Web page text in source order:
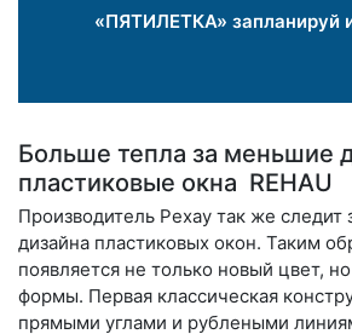
«ПЯТИЛЕТКА» запланируй
Больше тепла за меньшие
пластиковые окна REHAU
Производитель Рехау так же следит
дизайна пластиковых окон. Таким
появляется не только новый цвет,
формы. Первая классическая
прямыми углами и рублеными